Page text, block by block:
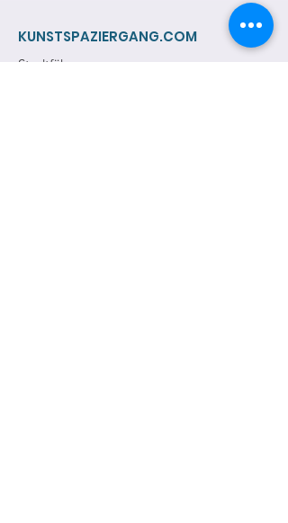
KUNSTSPAZIERGANG.COM
Stadtführung